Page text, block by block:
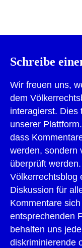
Schreibe
Wir freuen uns,
dem
interagierst. Dies
unserer
dass
werden, sondern
überprüft
Völkerrechtsblog
Diskussion für
Kommentare
entsprechenden
behalten uns
diskriminierende